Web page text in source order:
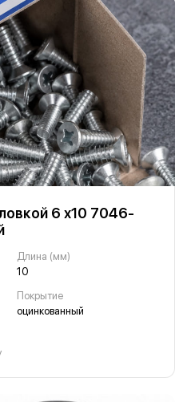
6 х10 7046-
Длина (мм)
10
Покрытие
оцинкованный